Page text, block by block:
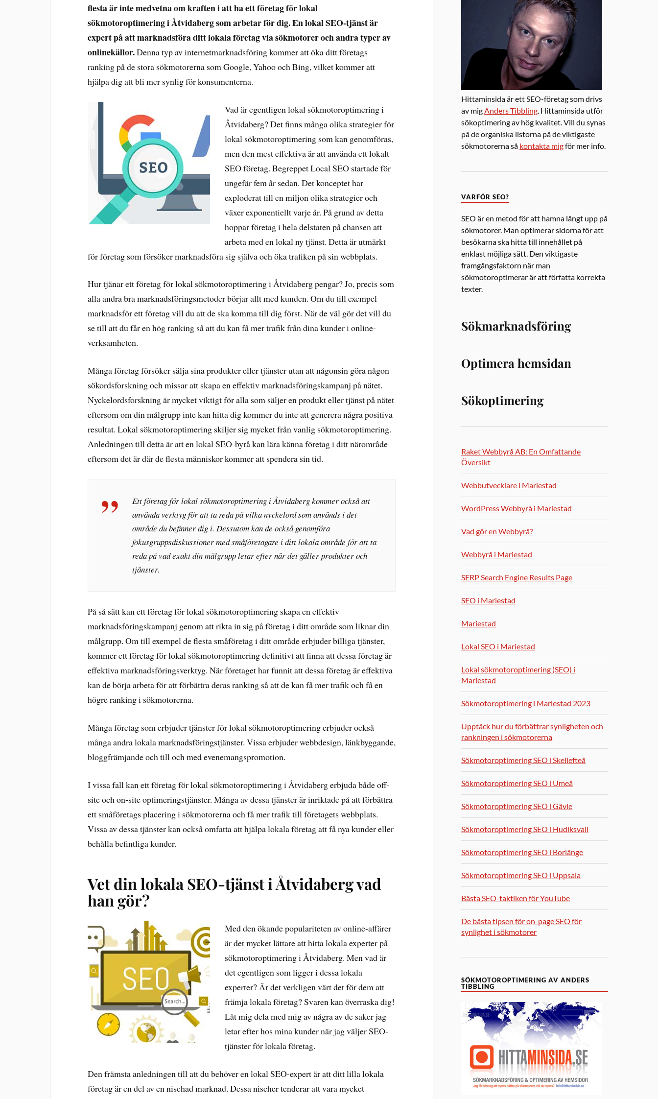
flesta är inte medvetna om kraften i att ha ett företag för lokal
sökmotoroptimering i Åtvidaberg som arbetar för dig. En lokal SEO-tjänst är
expert på att marknadsföra ditt lokala företag via sökmotorer och andra typer av
onlinekällor.Denna typ av internetmarknadsföring kommer att öka ditt företags
ranking på de stora sökmotorerna som Google, Yahoo och Bing, vilket kommer att
hjälpa dig att bli mer synlig för konsumenterna.
Vad är egentligen lokal sökmotoroptimering i
Åtvidaberg? Det finns många olika strategier för
lokal sökmotoroptimering som kan genomföras,
men den mest effektiva är att använda ett lokalt
SEO företag. Begreppet Local SEO startade för
ungefär fem år sedan. Det konceptet har
exploderat till en miljon olika strategier och
växer exponentiellt varje år. På grund av detta
hoppar företag i hela delstaten på chansen att
arbeta med en lokal ny tjänst. Detta är utmärkt
för företag som försöker marknadsföra sig själva och öka trafiken på sin webbplats.
Hur tjänar ett företag för lokal sökmotoroptimering i Åtvidaberg pengar? Jo, precis som
alla andra bra marknadsföringsmetoder börjar allt med kunden. Om du till exempel
marknadsför ett företag vill du att de ska komma till dig först. När de väl gör det vill du
se till att du får en hög ranking så att du kan få mer trafik från dina kunder i online-
verksamheten.
Många företag försöker sälja sina produkter eller tjänster utan att någonsin göra någon
sökordsforskning och missar att skapa en effektiv marknadsföringskampanj på nätet.
Nyckelordsforskning är mycket viktigt för alla som säljer en produkt eller tjänst på nätet
eftersom om din målgrupp inte kan hitta dig kommer du inte att generera några positiva
resultat. Lokal sökmotoroptimering skiljer sig mycket från vanlig sökmotoroptimering.
Anledningen till detta är att en lokal SEO-byrå kan lära känna företag i ditt närområde
eftersom det är där de flesta människor kommer att spendera sin tid.
Ett företag för lokal sökmotoroptimering i Åtvidaberg kommer också att
använda verktyg för att ta reda på vilka nyckelord som används i det
område du befinner dig i. Dessutom kan de också genomföra
fokusgruppsdiskussioner med småföretagare i ditt lokala område för att ta
reda på vad exakt din målgrupp letar efter när det gäller produkter och
tjänster.
På så sätt kan ett företag för lokal sökmotoroptimering skapa en effektiv
marknadsföringskampanj genom att rikta in sig på företag i ditt område som liknar din
målgrupp. Om till exempel de flesta småföretag i ditt område erbjuder billiga tjänster,
kommer ett företag för lokal sökmotoroptimering definitivt att finna att dessa företag är
effektiva marknadsföringsverktyg. När företaget har funnit att dessa företag är effektiva
kan de börja arbeta för att förbättra deras ranking så att de kan få mer trafik och få en
högre ranking i sökmotorerna.
Många företag som erbjuder tjänster för lokal sökmotoroptimering erbjuder också
många andra lokala marknadsföringstjänster. Vissa erbjuder webbdesign, länkbyggande,
bloggfrämjande och till och med evenemangspromotion.
I vissa fall kan ett företag för lokal sökmotoroptimering i Åtvidaberg erbjuda både off-
site och on-site optimeringstjänster. Många av dessa tjänster är inriktade på att förbättra
ett småföretags placering i sökmotorerna och få mer trafik till företagets webbplats.
Vissa av dessa tjänster kan också omfatta att hjälpa lokala företag att få nya kunder eller
behålla befintliga kunder.
Vet din lokala SEO-tjänst i Åtvidaberg vad
han gör?
Med den ökande populariteten av online-affärer
är det mycket lättare att hitta lokala experter på
sökmotoroptimering i Åtvidaberg. Men vad är
det egentligen som ligger i dessa lokala
experter? Är det verkligen värt det för dem att
främja lokala företag? Svaren kan överraska dig!
Låt mig dela med mig av några av de saker jag
letar efter hos mina kunder när jag väljer SEO-
tjänster för lokala företag.
Den främsta anledningen till att du behöver en lokal SEO-expert är att ditt lilla lokala
företag är en del av en nischad marknad. Dessa nischer tenderar att vara mycket
Hittaminsida är ett SEO-företag som drivs
av mig Anders Tibbling . Hittaminsida utför
sökoptimering av hög kvalitet. Vill du synas
på de organiska listorna på de viktigaste
sökmotorerna så kontakta migför mer info.
VARFÖR SEO?
SEO är en metod för att hamna långt upp på
sökmotorer. Man optimerar sidorna för att
besökarna ska hitta till innehållet på
enklast möjliga sätt. Den viktigaste
framgångsfaktorn när man
sökmotoroptimerar är att författa korrekta
texter.
Sökmarknadsföring
Optimera hemsidan
Sökoptimering
Raket Webbyrå AB: En Omfattande
Översikt
Webbutvecklare i Mariestad
WordPress Webbyrå i Mariestad
Vad gör en Webbyrå?
Webbyrå i Mariestad
SERP Search Engine Results Page
SEO i Mariestad
Mariestad
Lokal SEO i Mariestad
Lokal sökmotoroptimering (SEO) i
Mariestad
Sökmotoroptimering i Mariestad 2023
Upptäck hur du förbättrar synligheten och
rankningen i sökmotorerna
Sökmotoroptimering SEO i Skellefteå
Sökmotoroptimering SEO i Umeå
Sökmotoroptimering SEO i Gävle
Sökmotoroptimering SEO i Hudiksvall
Sökmotoroptimering SEO i Borlänge
Sökmotoroptimering SEO i Uppsala
Bästa SEO-taktiken för YouTube
De bästa tipsen för on-page SEO för
synlighet i sökmotorer
SÖKMOTOROPTIMERING AV ANDERS
TIBBLING